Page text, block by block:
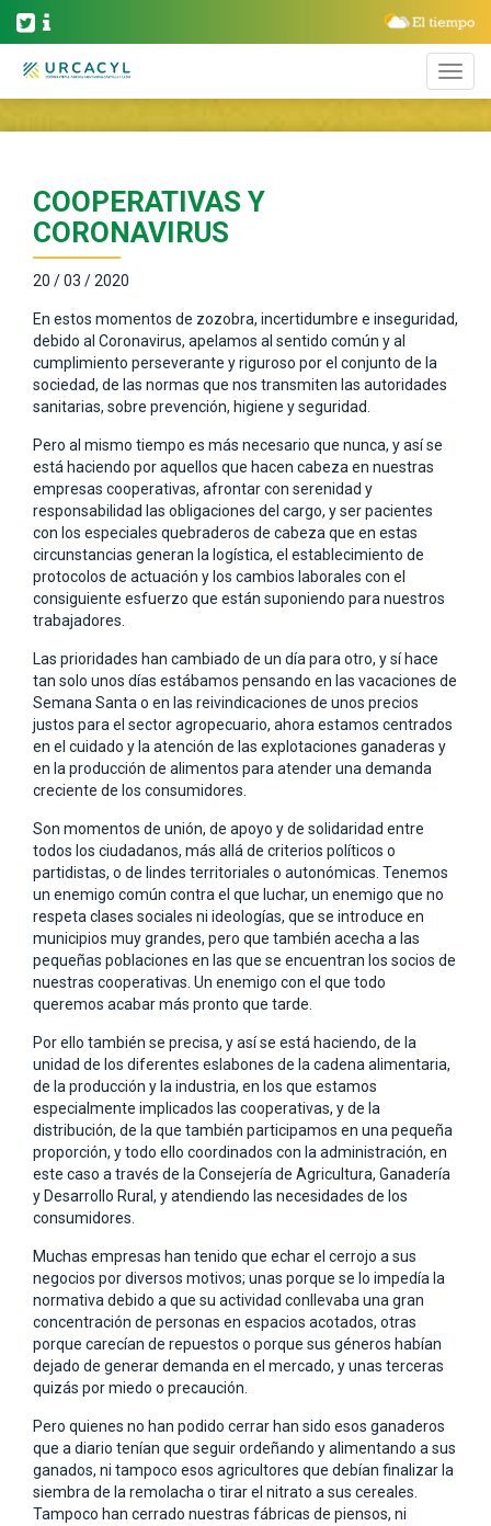
COOPERATIVAS Y
CORONAVIRUS
20 / 03 / 2020
En estos momentos de zozobra, incertidumbre e inseguridad,
debido al Coronavirus, apelamos al sentido común y al
cumplimiento perseverante y riguroso por el conjunto de la
sociedad, de las normas que nos transmiten las autoridades
sanitarias, sobre prevención, higiene y seguridad.
Pero al mismo tiempo es más necesario que nunca, y así se
está haciendo por aquellos que hacen cabeza en nuestras
empresas cooperativas, afrontar con serenidad y
responsabilidad las obligaciones del cargo, y ser pacientes
con los especiales quebraderos de cabeza que en estas
circunstancias generan la logística, el establecimiento de
protocolos de actuación y los cambios laborales con el
consiguiente esfuerzo que están suponiendo para nuestros
trabajadores.
Las prioridades han cambiado de un día para otro, y sí hace
tan solo unos días estábamos pensando en las vacaciones de
Semana Santa o en las reivindicaciones de unos precios
justos para el sector agropecuario, ahora estamos centrados
en el cuidado y la atención de las explotaciones ganaderas y
en la producción de alimentos para atender una demanda
creciente de los consumidores.
Son momentos de unión, de apoyo y de solidaridad entre
todos los ciudadanos, más allá de criterios políticos o
partidistas, o de lindes territoriales o autonómicas. Tenemos
un enemigo común contra el que luchar, un enemigo que no
respeta clases sociales ni ideologías, que se introduce en
municipios muy grandes, pero que también acecha a las
pequeñas poblaciones en las que se encuentran los socios de
nuestras cooperativas. Un enemigo con el que todo
queremos acabar más pronto que tarde.
Por ello también se precisa, y así se está haciendo, de la
unidad de los diferentes eslabones de la cadena alimentaria,
de la producción y la industria, en los que estamos
especialmente implicados las cooperativas, y de la
distribución, de la que también participamos en una pequeña
proporción, y todo ello coordinados con la administración, en
este caso a través de la Consejería de Agricultura, Ganadería
y Desarrollo Rural, y atendiendo las necesidades de los
consumidores.
Muchas empresas han tenido que echar el cerrojo a sus
negocios por diversos motivos; unas porque se lo impedía la
normativa debido a que su actividad conllevaba una gran
concentración de personas en espacios acotados, otras
porque carecían de repuestos o porque sus géneros habían
dejado de generar demanda en el mercado, y unas terceras
quizás por miedo o precaución.
Pero quienes no han podido cerrar han sido esos ganaderos
que a diario tenían que seguir ordeñando y alimentando a sus
ganados, ni tampoco esos agricultores que debían finalizar la
siembra de la remolacha o tirar el nitrato a sus cereales.
Tampoco han cerrado nuestras fábricas de piensos, ni